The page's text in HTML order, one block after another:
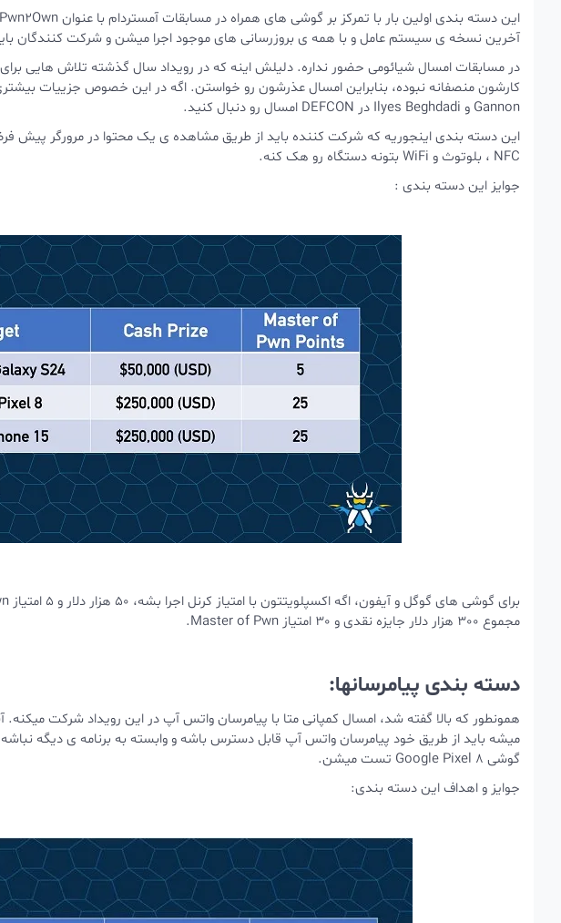
آخرین نسخه ی سیستم عامل و با همه ی بروزرسانی های موجود اجرا میشن و شرکت کنندگان
در مسابقات امسال شیائومی حضور نداره. دلیلش اینه که در رویداد سال گذشته تلاش هایی
کارشون منصفانه نبوده، بنابراین امسال عذرشون رو خواستن. اگه در این خصوص جزییات
Gannon و Ilyes Beghdadi در DEFCON امسال رو دنبال کنید.
این دسته بندی اینجوریه که شرکت کننده باید از طریق مشاهده ی یک محتوا در مرورگر پیش فرض
NFC ، بلوتوث و WiFi بتونه دستگاه رو هک کنه.
جوایز این دسته بندی :
مجموع 300 هزار دلار جایزه نقدی و 30 امتیاز Master of Pwn.
دسته بندی پیامرسانها:
همونطور که بالا گفته شد، امسال کمپانی متا با پیامرسان واتس آپ در این رویداد شرکت
میشه باید از طریق خود پیامرسان واتس آپ قابل دسترس باشه و وابسته به برنامه ی دیگه
گوشی Google Pixel 8 تست میشن.
جوایز و اهداف این دسته بندی: